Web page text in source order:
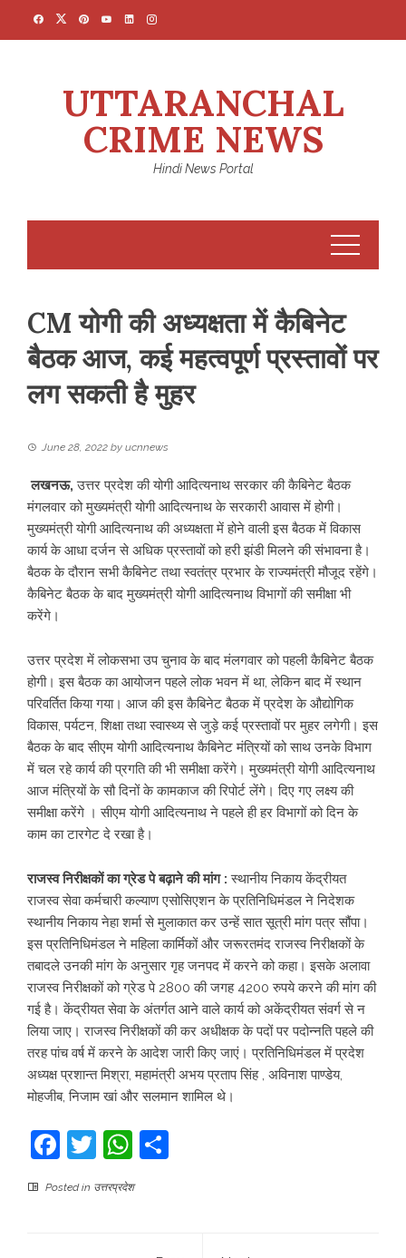
UTTARANCHAL
CRIME NEWS
Hindi News Portal
CM योगी की अध्यक्षता में कैबिनेट
बैठक आज, कई महत्वपूर्ण प्रस्तावों पर
लग सकती है मुहर
June 28, 2022 by ucnnews
लखनऊ,उत्तर प्रदेश की योगी आदित्यनाथ सरकार की कैबिनेट बैठक
मंगलवार को मुख्यमंत्री योगी आदित्यनाथ के सरकारी आवास में होगी।
मुख्यमंत्री योगी आदित्यनाथ की अध्यक्षता में होने वाली इस बैठक में विकास
कार्य के आधा दर्जन से अधिक प्रस्तावों को हरी झंडी मिलने की संभावना है।
बैठक के दौरान सभी कैबिनेट तथा स्वतंत्र प्रभार के राज्यमंत्री मौजूद रहेंगे।
कैबिनेट बैठक के बाद मुख्यमंत्री योगी आदित्यनाथ विभागों की समीक्षा भी
करेंगे।
उत्तर प्रदेश में लोकसभा उप चुनाव के बाद मंलगवार को पहली कैबिनेट बैठक
होगी। इस बैठक का आयोजन पहले लोक भवन में था, लेकिन बाद में स्थान
परिवर्तित किया गया। आज की इस कैबिनेट बैठक में प्रदेश के औद्योगिक
विकास, पर्यटन, शिक्षा तथा स्वास्थ्य से जुड़े कई प्रस्तावों पर मुहर लगेगी। इस
बैठक के बाद सीएम योगी आदित्यनाथ कैबिनेट मंत्रियों को साथ उनके विभाग
में चल रहे कार्य की प्रगति की भी समीक्षा करेंगे। मुख्यमंत्री योगी आदित्यनाथ
आज मंत्रियों के सौ दिनों के कामकाज की रिपोर्ट लेंगे। दिए गए लक्ष्य की
समीक्षा करेंगे । सीएम योगी आदित्यनाथ ने पहले ही हर विभागों को दिन के
काम का टारगेट दे रखा है।
राजस्व निरीक्षकों का ग्रेड पे बढ़ाने की मांग : स्थानीय निकाय केंद्रीयत
राजस्व सेवा कर्मचारी कल्याण एसोसिएशन के प्रतिनिधिमंडल ने निदेशक
स्थानीय निकाय नेहा शर्मा से मुलाकात कर उन्हें सात सूत्री मांग पत्र सौंपा।
इस प्रतिनिधिमंडल ने महिला कार्मिकों और जरूरतमंद राजस्व निरीक्षकों के
तबादले उनकी मांग के अनुसार गृह जनपद में करने को कहा। इसके अलावा
राजस्व निरीक्षकों को ग्रेड पे 2800 की जगह 4200 रुपये करने की मांग की
गई है। केंद्रीयत सेवा के अंतर्गत आने वाले कार्य को अकेंद्रीयत संवर्ग से न
लिया जाए। राजस्व निरीक्षकों की कर अधीक्षक के पदों पर पदोन्नति पहले की
तरह पांच वर्ष में करने के आदेश जारी किए जाएं। प्रतिनिधिमंडल में प्रदेश
अध्यक्ष प्रशान्त मिश्रा, महामंत्री अभय प्रताप सिंह , अविनाश पाण्डेय,
मोहजीब, निजाम खां और सलमान शामिल थे।
Facebook
TwitterWhatsApp
Posted in उत्तरप्रदेश